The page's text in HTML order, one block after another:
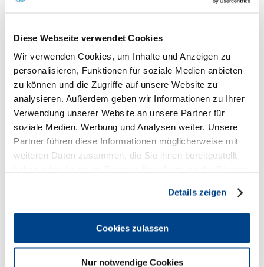
Diese Webseite verwendet Cookies
Wir verwenden Cookies, um Inhalte und Anzeigen zu
personalisieren, Funktionen für soziale Medien anbieten
zu können und die Zugriffe auf unsere Website zu
analysieren. Außerdem geben wir Informationen zu Ihrer
Verwendung unserer Website an unsere Partner für
soziale Medien, Werbung und Analysen weiter. Unsere
Partner führen diese Informationen möglicherweise mit
weiteren Daten zusammen, die Sie ihnen bereitgestellt
Details zeigen
Cookies zulassen
Nur notwendige Cookies
Silvia Frankenhauser
TRAVEL | HOSPITALTIY | EXPERTS
Ulmer Str. 94